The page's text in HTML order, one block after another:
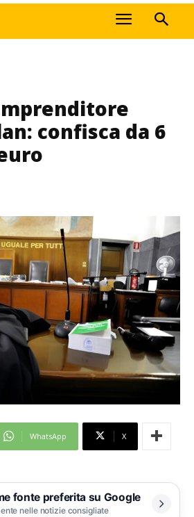
confisca da 6
WhatsApp X
fonte preferita su Google
nelle notizie consigliate